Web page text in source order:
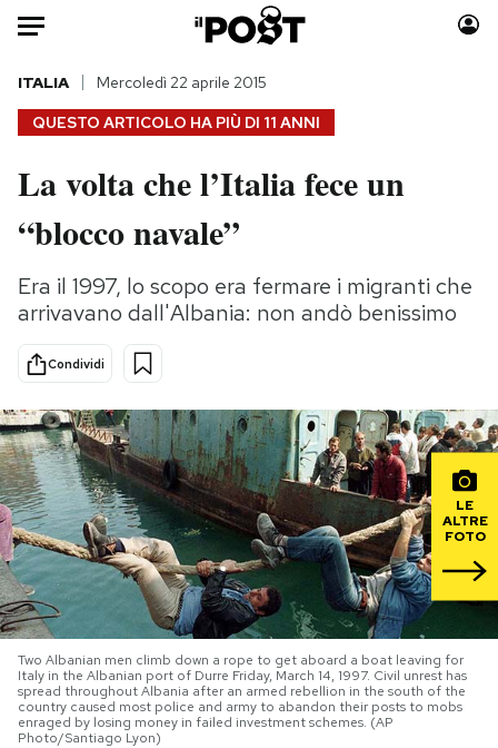
Auto
HOME
Italia
Politica
Tecnologia
Internet
Scienza
Cultura
Economia
Sport
Moda
Storie/Idee
Ok Boomer!
Altrecose
Mondiali calcio 2026
PODCAST
NEWSLETTER
I MIEI PREFERITI
QUESTO ARTICOLO HA PIÙ DI 11 ANNI
ITALIA Mercoledì 22 aprile 2015
La volta che l’Italia fece un
“blocco navale”
Era il 1997, lo scopo era fermare i migranti che
arrivavano dall'Albania: non andò benissimo
Condividi
LE
ALTRE
FOTO
Two Albanian men climb down a rope to get aboard a boat leaving for
Italy in the Albanian port of Durre Friday, March 14, 1997. Civil unrest has
spread throughout Albania after an armed rebellion in the south of the
country caused most police and army to abandon their posts to mobs
enraged by losing money in failed investment schemes. (AP
Photo/Santiago Lyon)